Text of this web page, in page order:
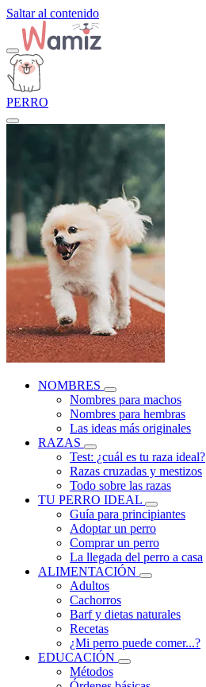
Saltar al contenido
PERRO
NOMBRES
Nombres para machos
Nombres para hembras
Las ideas más originales
RAZAS
Test: ¿cuál es tu raza ideal?
Razas cruzadas y mestizos
Todo sobre las razas
TU PERRO IDEAL
Guía para principiantes
Adoptar un perro
Comprar un perro
La llegada del perro a casa
ALIMENTACIÓN
Adultos
Cachorros
Barf y dietas naturales
Recetas
¿Mi perro puede comer...?
EDUCACIÓN
Métodos